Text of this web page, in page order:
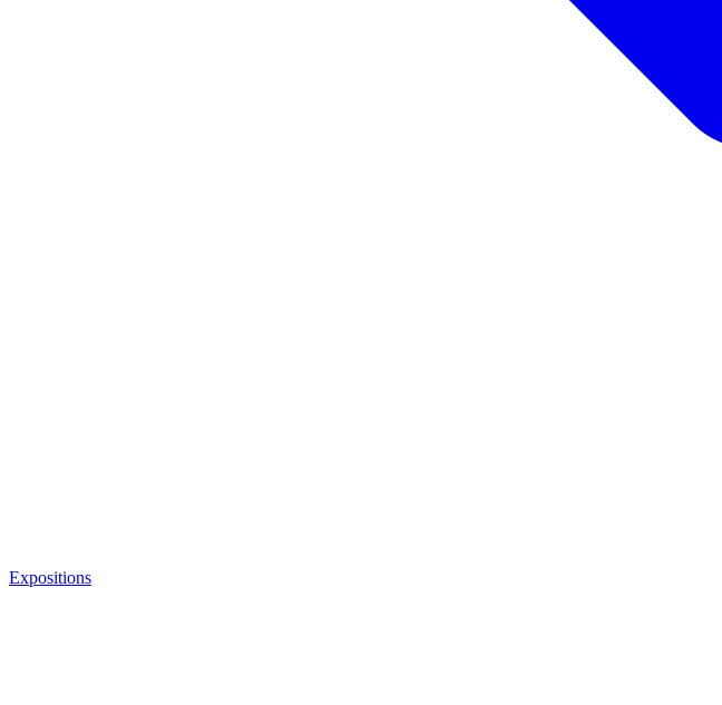
Expositions